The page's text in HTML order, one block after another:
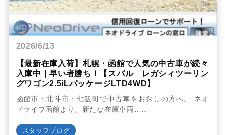
2026/6/13
【最新在庫入荷】札幌・函館で人気の中古車が続々
入庫中｜早い者勝ち！【スバル レガシィツーリン
グワゴン2.5iLパッケージLTD4WD】
函館市・北斗市・七飯町で中古車をお探しの方へ。 ネオ
ドライブ函館より、新たな在庫車両……
スタッフブログ